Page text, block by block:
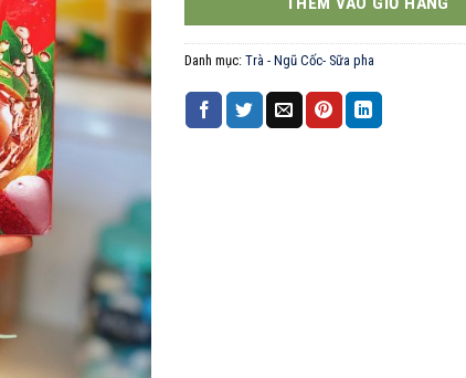
Danh mục: Trà - Ngũ Cốc- Sữa pha